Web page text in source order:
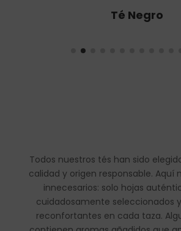
Té Oolong
Todos nuestros tés han sido
calidad y origen responsable. Aquí
innecesarios: solo hojas
cuidadosamente seleccionados
reconfortantes en cada taza.